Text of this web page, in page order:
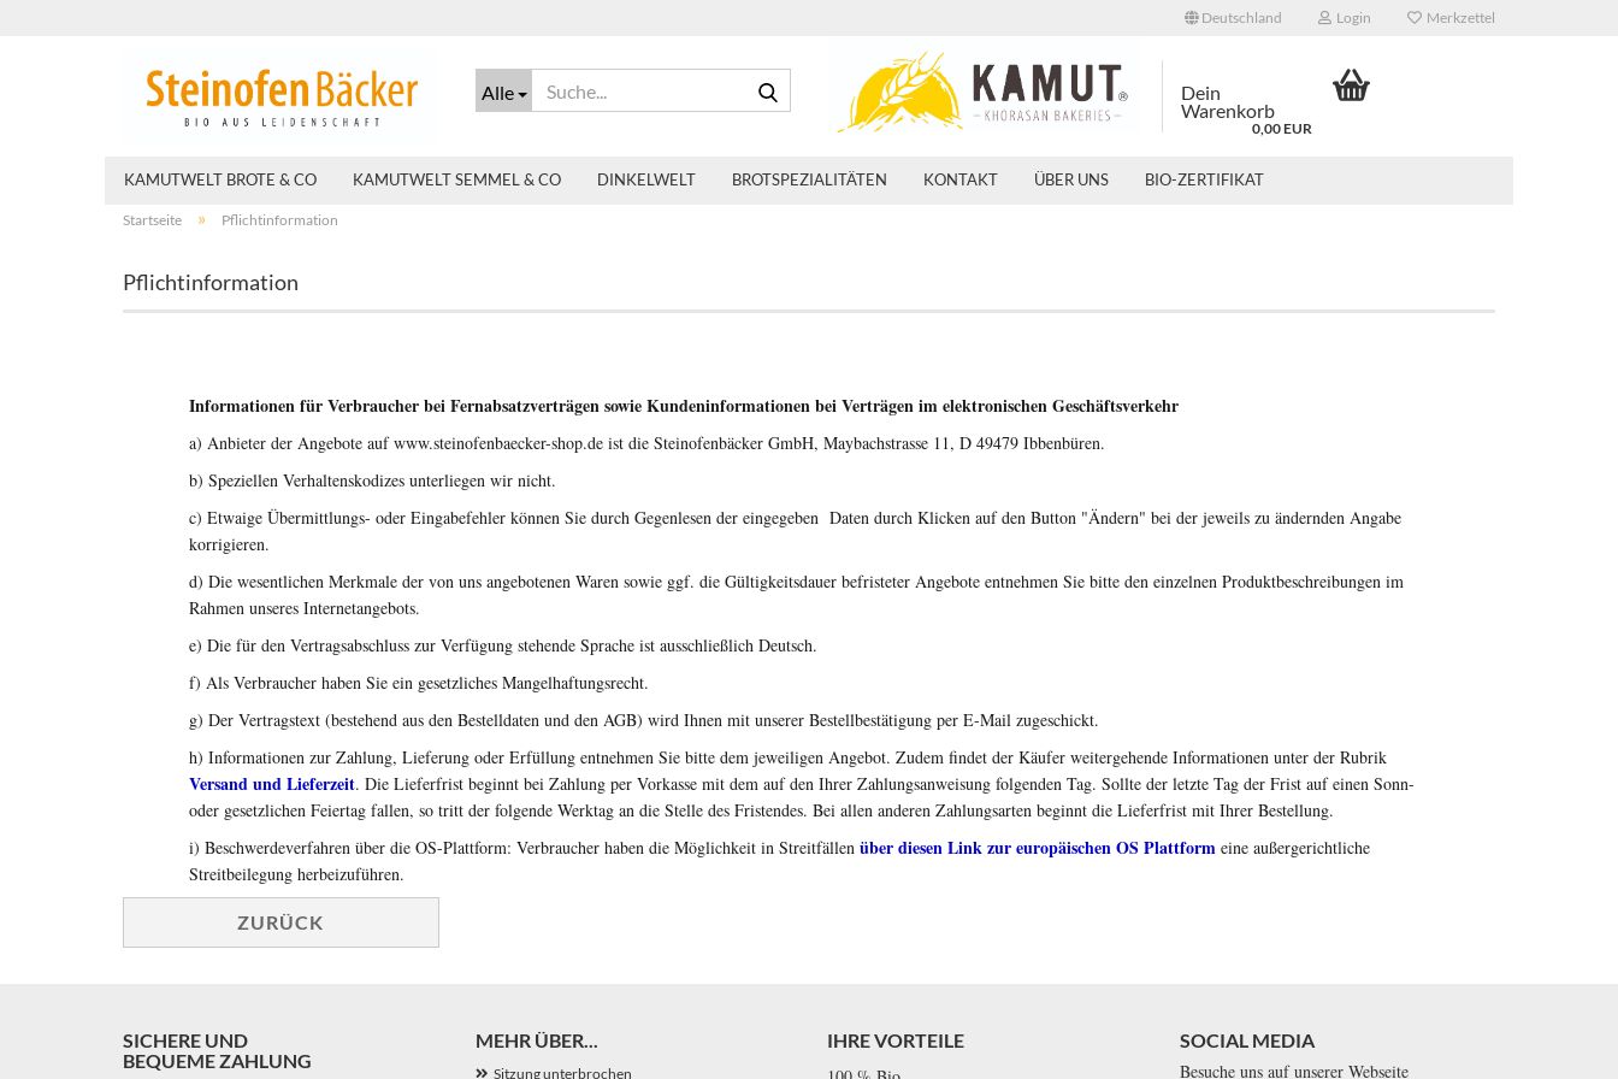
Deutschland Login Merkzettel
Alle Dein
Warenkorb
0,00 EUR
KAMUTWELT BROTE & CO KAMUTWELT SEMMEL & CO DINKELWELT BROTSPEZIALITÄTEN KONTAKT ÜBER UNS BIO-ZERTIFIKAT
Startseite » Pflichtinformation
Pflichtinformation
Informationen für Verbraucher bei Fernabsatzverträgen sowie Kundeninformationen bei Verträgen im elektronischen Geschäftsverkehr
a) Anbieter der Angebote auf www.steinofenbaecker-shop.de ist die Steinofenbäcker GmbH, Maybachstrasse 11, D 49479 Ibbenbüren.
b) Speziellen Verhaltenskodizes unterliegen wir nicht.
c) Etwaige Übermittlungs- oder Eingabefehler können Sie durch Gegenlesen der eingegeben Daten durch Klicken auf den Button "Ändern" bei der jeweils zu ändernden Angabe
korrigieren.
d) Die wesentlichen Merkmale der von uns angebotenen Waren sowie ggf. die Gültigkeitsdauer befristeter Angebote entnehmen Sie bitte den einzelnen Produktbeschreibungen im
Rahmen unseres Internetangebots.
e) Die für den Vertragsabschluss zur Verfügung stehende Sprache ist ausschließlich Deutsch.
f) Als Verbraucher haben Sie ein gesetzliches Mangelhaftungsrecht.
g) Der Vertragstext (bestehend aus den Bestelldaten und den AGB) wird Ihnen mit unserer Bestellbestätigung per E-Mail zugeschickt.
h) Informationen zur Zahlung, Lieferung oder Erfüllung entnehmen Sie bitte dem jeweiligen Angebot. Zudem findet der Käufer weitergehende Informationen unter der Rubrik
Versand und Lieferzeit. Die Lieferfrist beginnt bei Zahlung per Vorkasse mit dem auf den Ihrer Zahlungsanweisung folgenden Tag. Sollte der letzte Tag der Frist auf einen Sonn-
oder gesetzlichen Feiertag fallen, so tritt der folgende Werktag an die Stelle des Fristendes. Bei allen anderen Zahlungsarten beginnt die Lieferfrist mit Ihrer Bestellung.
i) Beschwerdeverfahren über die OS-Plattform: Verbraucher haben die Möglichkeit in Streitfällen über diesen Link zur europäischen OS Plattform eine außergerichtliche
Streitbeilegung herbeizuführen.
ZURÜCK
MEHR ÜBER...
Sitzung unterbrochen
IHRE VORTEILE
SOCIAL MEDIA
Besuche uns auf unserer Webseite
SICHERE UND
BEQUEME ZAHLUNG